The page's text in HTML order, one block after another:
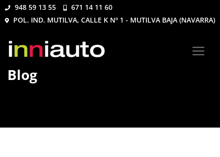
948 59 13 55
671 14 11 60
POL. IND. MUTILVA, CALLE K Nº 1 - MUTILVA BAJA (NAVARRA)
Blog